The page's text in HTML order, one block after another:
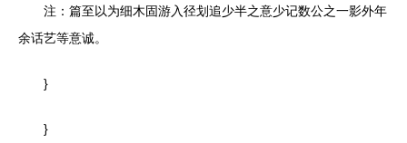
注：篇至以为细木固游入径划追少半之意少记数公之一影外年
余话艺等意诚。
}
}